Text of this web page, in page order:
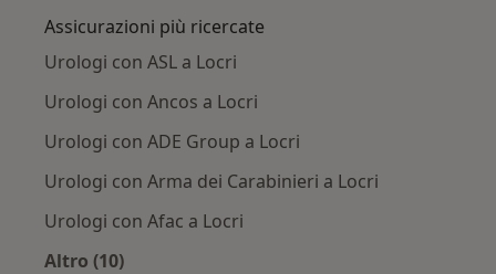
Assicurazioni più ricercate
Urologi con ASL a Locri
Urologi con Ancos a Locri
Urologi con ADE Group a Locri
Urologi con Arma dei Carabinieri a Locri
Urologi con Afac a Locri
Altro (10)